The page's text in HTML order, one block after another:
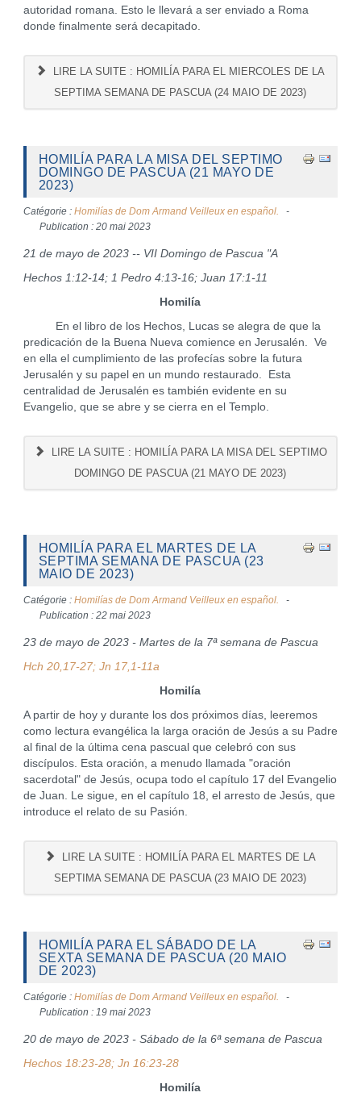
autoridad romana. Esto le llevará a ser enviado a Roma
donde finalmente será decapitado.
LIRE LA SUITE : HOMILÍA PARA EL MIERCOLES DE LA
SEPTIMA SEMANA DE PASCUA (24 MAIO DE 2023)
HOMILÍA PARA LA MISA DEL SEPTIMO
DOMINGO DE PASCUA (21 MAYO DE
2023)
Catégorie : Homilías de Dom Armand Veilleux en español.
Publication : 20 mai 2023
21 de mayo de 2023 -- VII Domingo de Pascua "A
Hechos 1:12-14; 1 Pedro 4:13-16; Juan 17:1-11
Homilía
En el libro de los Hechos, Lucas se alegra de que la
predicación de la Buena Nueva comience en Jerusalén. Ve
en ella el cumplimiento de las profecías sobre la futura
Jerusalén y su papel en un mundo restaurado. Esta
centralidad de Jerusalén es también evidente en su
Evangelio, que se abre y se cierra en el Templo.
LIRE LA SUITE : HOMILÍA PARA LA MISA DEL SEPTIMO
DOMINGO DE PASCUA (21 MAYO DE 2023)
HOMILÍA PARA EL MARTES DE LA
SEPTIMA SEMANA DE PASCUA (23
MAIO DE 2023)
Catégorie : Homilías de Dom Armand Veilleux en español.
Publication : 22 mai 2023
23 de mayo de 2023 - Martes de la 7ª semana de Pascua
Hch 20,17-27; Jn 17,1-11a
Homilía
A partir de hoy y durante los dos próximos días, leeremos
como lectura evangélica la larga oración de Jesús a su Padre
al final de la última cena pascual que celebró con sus
discípulos. Esta oración, a menudo llamada "oración
sacerdotal" de Jesús, ocupa todo el capítulo 17 del Evangelio
de Juan. Le sigue, en el capítulo 18, el arresto de Jesús, que
introduce el relato de su Pasión.
LIRE LA SUITE : HOMILÍA PARA EL MARTES DE LA
SEPTIMA SEMANA DE PASCUA (23 MAIO DE 2023)
HOMILÍA PARA EL SÁBADO DE LA
SEXTA SEMANA DE PASCUA (20 MAIO
DE 2023)
Catégorie : Homilías de Dom Armand Veilleux en español.
Publication : 19 mai 2023
20 de mayo de 2023 - Sábado de la 6ª semana de Pascua
Hechos 18:23-28; Jn 16:23-28
Homilía